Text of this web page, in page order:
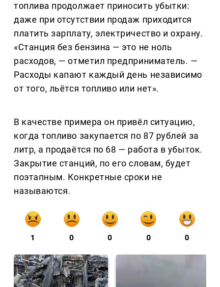
топлива продолжает приносить убытки:
даже при отсутствии продаж приходится
платить зарплату, электричество и охрану.
«Станция без бензина — это не ноль
расходов, — отметил предприниматель. —
Расходы капают каждый день независимо
от того, льётся топливо или нет».
В качестве примера он привёл ситуацию,
когда топливо закупается по 87 рублей за
литр, а продаётся по 68 — работа в убыток.
Закрытие станций, по его словам, будет
поэтапным. Конкретные сроки не
называются.
1 0 0 0 0